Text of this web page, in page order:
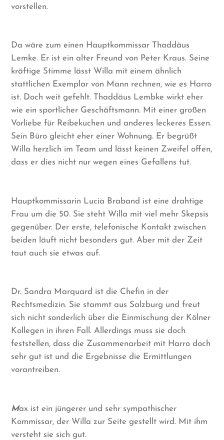
vorstellen.
Da wäre zum einen Hauptkommissar Thaddäus
Lemke. Er ist ein alter Freund von Peter Kraus. Seine
kräftige Stimme lässt Willa mit einem ähnlich
stattlichen Exemplar von Mann rechnen, wie es Harro
ist. Doch weit gefehlt. Thaddäus Lembke wirkt eher
wie ein sportlicher Geschäftsmann. Mit einer großen
Vorliebe für Reibekuchen und anderes leckeres Essen.
Sein Büro gleicht eher einer Wohnung. Er begrüßt
Willa herzlich im Team und lässt keinen Zweifel offen,
dass er dies nicht nur wegen eines Gefallens tut.
Hauptkommissarin Lucia Braband ist eine drahtige
Frau um die 50. Sie steht Willa mit viel mehr Skepsis
gegenüber. Der erste, telefonische Kontakt zwischen
beiden läuft nicht besonders gut. Aber mit der Zeit
taut auch sie etwas auf.
Dr. Sandra Marquard ist die Chefin in der
Rechtsmedizin. Sie stammt aus Salzburg und freut
sich nicht sonderlich über die Einmischung der Kölner
Kollegen in ihren Fall. Allerdings muss sie doch
feststellen, dass die Zusammenarbeit mit Harro doch
sehr gut ist und die Ergebnisse die Ermittlungen
vorantreiben.
Max ist ein jüngerer und sehr sympathischer
Kommissar, der Willa zur Seite gestellt wird. Mit ihm
versteht sie sich gut.